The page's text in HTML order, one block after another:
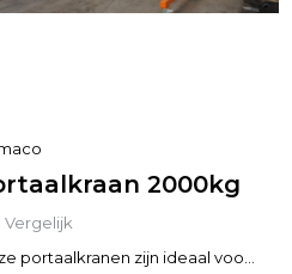
2000kg
Vergelijk
portaalkranen zijn ideaal voo...